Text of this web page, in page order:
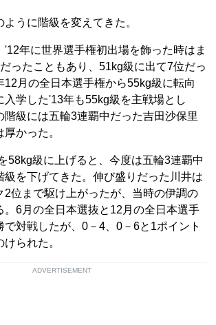
うに階級を変えてきた。
年に世界選手権初出場を飾った時はま
ったこともあり、51kg級に出て7位だっ
12月の全日本選手権から55kg級に転向
入学した'13年も55kg級を主戦場とし
階級には五輪3連覇中だった吉田沙保里
かった。
58kg級に上げると、今度は五輪3連覇中
級を下げてきた。伸び盛りだった川井は
2位まで駆け上がったが、当時の伊調の
。6月の全日本選抜と12月の全日本選手
で対戦したが、0－4、0－6と1ポイント
られた。
ADVERTISEMENT